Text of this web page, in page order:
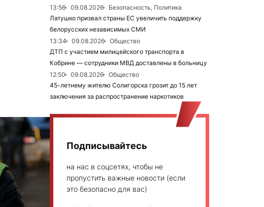
13:56
09.08.2026
Безопасность, Политика
Латушко призвал страны ЕС увеличить поддержку
белорусских независимых СМИ
13:34
09.08.2026
Общество
ДТП с участием милицейского транспорта в
Кобрине — сотрудники МВД доставлены в больницу
12:50
09.08.2026
Общество
45-летнему жителю Солигорска грозит до 15 лет
заключения за распространение наркотиков
Подписывайтесь
на нас в соцсетях, чтобы не
пропустить важные новости (если
это безопасно для вас)